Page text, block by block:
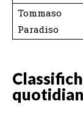
Tommaso
Paradiso